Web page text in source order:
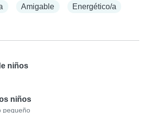
Amigable Energético/a
niños
niños
pequeño